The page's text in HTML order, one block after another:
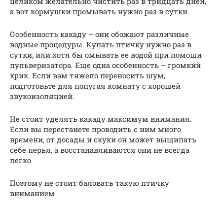
а вот кормушки промывать нужно раз в сутки.
Особенность какаду – они обожают различные
водные процедуры. Купать птичку нужно раз в
сутки, или хотя бы омывать ее водой при помощи
пульверизатора. Еще одна особенность – громкий
крик. Если вам тяжело переносить шум,
подготовьте для попугая комнату с хорошей
звукоизоляцией.
Не стоит уделять какаду максимум внимания.
Если вы перестанете проводить с ним много
времени, от досады и скуки он может выщипать
себе перья, а восстанавливаются они не всегда
легко
Поэтому не стоит баловать такую птичку
вниманием